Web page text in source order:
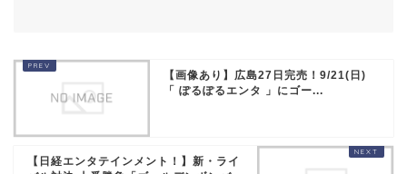
【画像あり】広島27日完売！9/21(日)
「 ぽるぽるエンタ 」にゴー...
【日経エンタテインメント！】新・ライ